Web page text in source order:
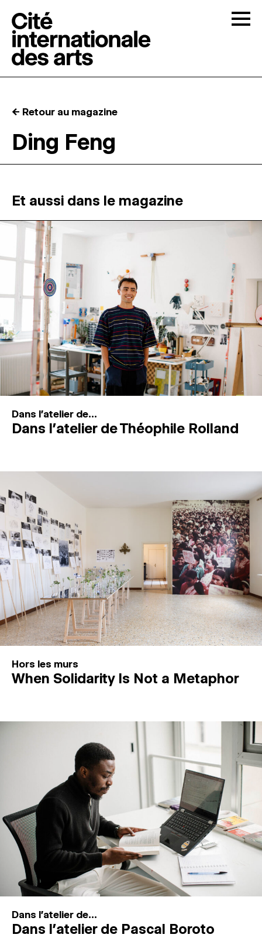
RÉSIDENCES ↓
ATELIERS OUVERTS
PROGRAMMATION
MAGAZINE
ESPACES DE PRATIQUE ARTISTIQUE ↓
Recherche
Connexion
← Retour au magazine
Ding Feng
Et aussi dans le magazine
Dans l'atelier de...
Dans l’atelier de Théophile Rolland
Hors les murs
When Solidarity Is Not a Metaphor
Dans l'atelier de...
Dans l’atelier de Pascal Boroto